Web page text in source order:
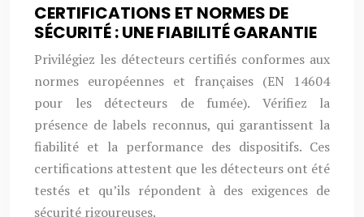
CERTIFICATIONS ET NORMES DE
SÉCURITÉ : UNE FIABILITÉ GARANTIE
Privilégiez les détecteurs certifiés conformes aux
normes européennes et françaises (EN 14604
pour les détecteurs de fumée). Vérifiez la
présence de labels reconnus, qui garantissent la
fiabilité et la performance des dispositifs. Ces
certifications attestent que les détecteurs ont été
testés et qu’ils répondent à des exigences de
sécurité rigoureuses.